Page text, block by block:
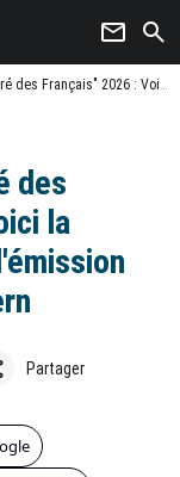
newsletter search
la commune qui a gagné l'émission de Stéphane Bern
des
la
Partager